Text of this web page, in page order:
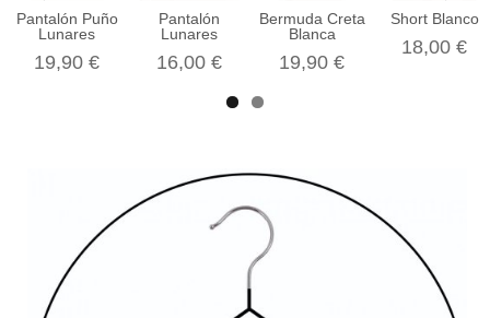
Pantalón Puño
Lunares
19,90 €
Pantalón
Lunares
16,00 €
Bermuda Creta
Blanca
19,90 €
Short Blanco
18,00 €